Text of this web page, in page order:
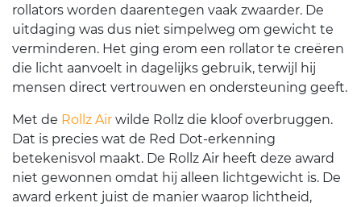
rollators worden daarentegen vaak zwaarder. De
uitdaging was dus niet simpelweg om gewicht te
verminderen. Het ging erom een rollator te creëren
die licht aanvoelt in dagelijks gebruik, terwijl hij
mensen direct vertrouwen en ondersteuning geeft.
Met de Rollz Air wilde Rollz die kloof overbruggen.
Dat is precies wat de Red Dot-erkenning
betekenisvol maakt. De Rollz Air heeft deze award
niet gewonnen omdat hij alleen lichtgewicht is. De
award erkent juist de manier waarop lichtheid,